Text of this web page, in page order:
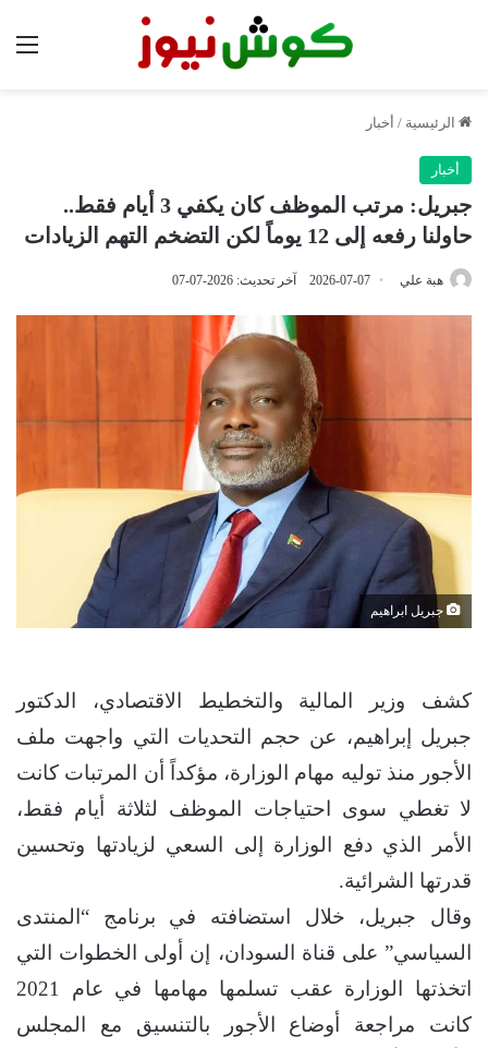
الرئيسية / أخبار
أخبار
جبريل: مرتب الموظف كان يكفي 3 أيام فقط..
حاولنا رفعه إلى 12 يوماً لكن التضخم التهم الزيادات
هبة علي 2026-07-07 آخر تحديث: 2026-07-07
جبريل ابراهيم
كشف وزير المالية والتخطيط الاقتصادي، الدكتور
جبريل إبراهيم، عن حجم التحديات التي واجهت ملف
الأجور منذ توليه مهام الوزارة، مؤكداً أن المرتبات كانت
لا تغطي سوى احتياجات الموظف لثلاثة أيام فقط،
الأمر الذي دفع الوزارة إلى السعي لزيادتها وتحسين
قدرتها الشرائية.
وقال جبريل، خلال استضافته في برنامج “المنتدى
السياسي” على قناة السودان، إن أولى الخطوات التي
اتخذتها الوزارة عقب تسلمها مهامها في عام 2021
كانت مراجعة أوضاع الأجور بالتنسيق مع المجلس